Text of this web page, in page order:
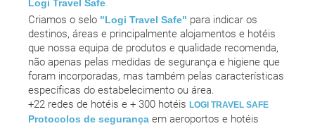
Logi Travel Safe
Criamos o selo "Logi Travel Safe" para indicar os
destinos, áreas e principalmente alojamentos e hotéis
que nossa equipa de produtos e qualidade recomenda,
não apenas pelas medidas de segurança e higiene que
foram incorporadas, mas também pelas características
específicas do estabelecimento ou área.
+22 redes de hotéis e + 300 hotéis LOGI TRAVEL SAFE
Protocolos de segurança em aeroportos e hotéis